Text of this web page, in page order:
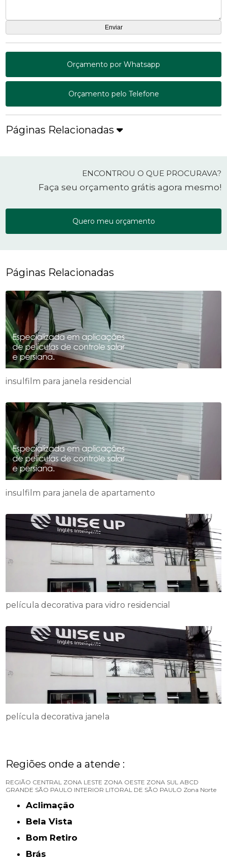
Orçamento por Whatsapp
Orçamento pelo Telefone
Páginas Relacionadas
ENCONTROU O QUE PROCURAVA?
Faça seu orçamento grátis agora mesmo!
Quero meu orçamento
Páginas Relacionadas
insulfilm para janela residencial
insulfilm para janela de apartamento
película decorativa para vidro residencial
película decorativa janela
Regiões onde a atende :
REGIÃO CENTRAL ZONA LESTE ZONA OESTE ZONA SUL ABCD
GRANDE SÃO PAULO INTERIOR LITORAL DE SÃO PAULO Zona Norte
Aclimação
Bela Vista
Bom Retiro
Brás